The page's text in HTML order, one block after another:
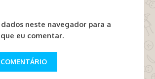
neste navegador para a
eu comentar.